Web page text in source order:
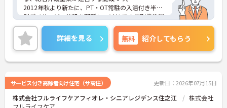
2012年秋より新たに、PT・OT常駐の入浴付き半日
型デイサービス施設を開所し、1対1での個別機能訓
練と入浴サービスで、一人ひとりの体の悩みにアプ
ローチしています！
子育てと両立しながらご勤務される方も多く、土日
祝日お休みという勤務形態の相談も可能です☆
興味をお持ちの方はお気軽にお問い合わせ下さ
《おすすめポイント》
★ 医療処置少なめでリハビリ中心♪
詳細を見る 無料 紹介してもらう
サービス付き高齢者向け住宅（サ高住） 更新日：2026年07月15日
株式会社フルライフケアフィオレ・シニアレジデンス住之江
株式会社
フルライフケア